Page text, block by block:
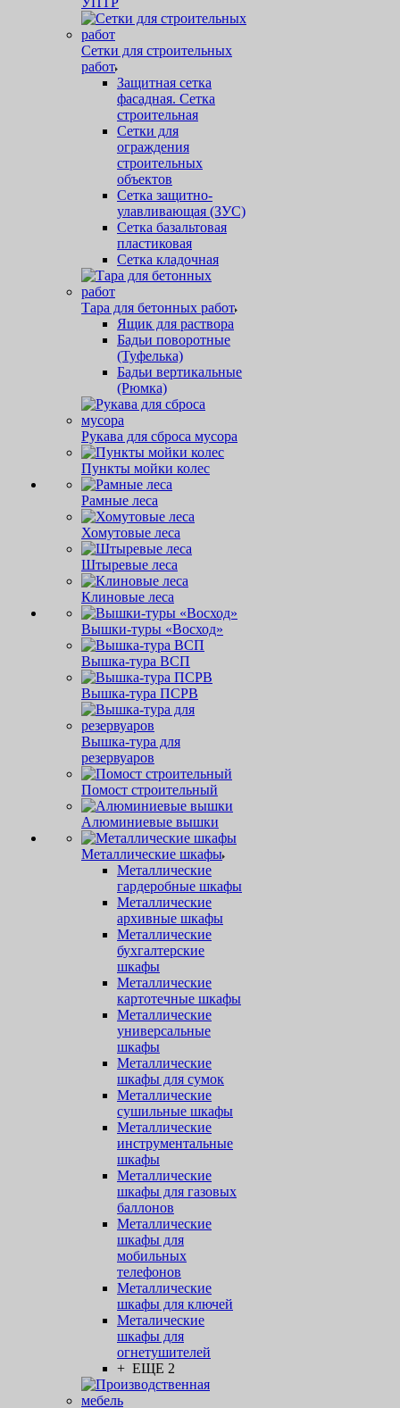
Сетки для строительных
работ
Защитная cетка
фасадная. Сетка
строительная
Сетки для
ограждения
строительных
объектов
Сетка защитно-
улавливающая (ЗУС)
Сетка базальтовая
пластиковая
Сетка кладочная
Тара для бетонных работ
Ящик для раствора
Бадьи поворотные
(Туфелька)
Бадьи вертикальные
(Рюмка)
Рукава для сброса мусора
Пункты мойки колес
Рамные леса
Хомутовые леса
Штыревые леса
Клиновые леса
Вышки-туры «Восход»
Вышка-тура ВСП
Вышка-тура ПСРВ
Вышка-тура для
резервуаров
Помост строительный
Алюминиевые вышки
Металлические шкафы
Металлические
гардеробные шкафы
Металлические
архивные шкафы
Металлические
бухгалтерские
шкафы
Металлические
картотечные шкафы
Металлические
универсальные
шкафы
Металлические
шкафы для сумок
Металлические
сушильные шкафы
Металлические
инструментальные
шкафы
Металлические
шкафы для газовых
баллонов
Металлические
шкафы для
мобильных
телефонов
Металлические
шкафы для ключей
Металические
шкафы для
огнетушителей
+ ЕЩЕ 2